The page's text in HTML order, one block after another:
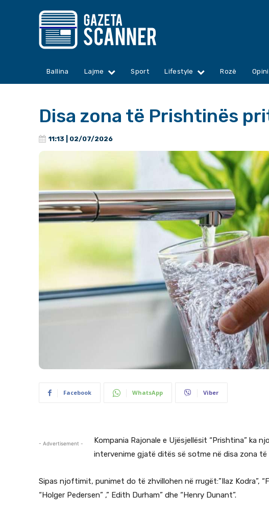
Ballina Lajme Sport Lifestyle Rozë
Disa zona të Prishtinës
11:13 | 02/07/2026
Facebook WhatsApp Viber
- Advertisement -
Kompania Rajonale e Ujësjellësit “Prishtina” ka
intervenime gjatë ditës së sotme në disa zona
Sipas njoftimit, punimet do të zhvillohen në rrugët:”Ilaz Kodra”,
“Holger Pedersen” ,” Edith Durham” dhe “Henry Dunant”.